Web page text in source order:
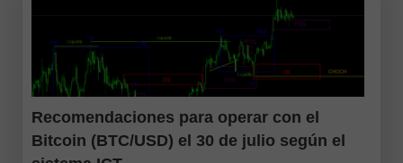
Recomendaciones para operar con el
Bitcoin (BTC/USD) el 30 de julio según el